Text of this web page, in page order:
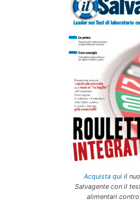
Acquista quiil
Salvagente con il
alimentari